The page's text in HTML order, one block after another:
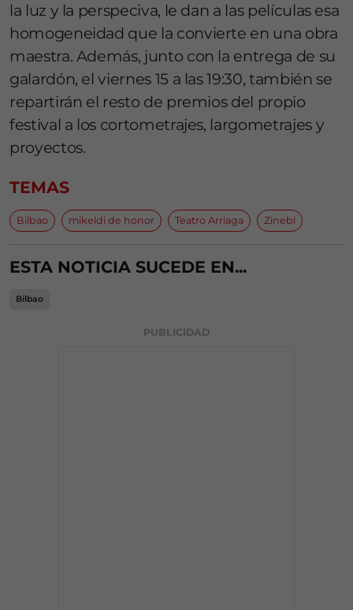
la luz y la perspeciva, le dan a las películas esa
homogeneidad que la convierte en una obra
maestra. Además, junto con la entrega de su
galardón, el viernes 15 a las 19:30, también se
repartirán el resto de premios del propio
festival a los cortometrajes, largometrajes y
proyectos.
TEMAS
Bilbao mikeldi de honor Teatro Arriaga Zinebi
ESTA NOTICIA SUCEDE EN...
Bilbao
PUBLICIDAD